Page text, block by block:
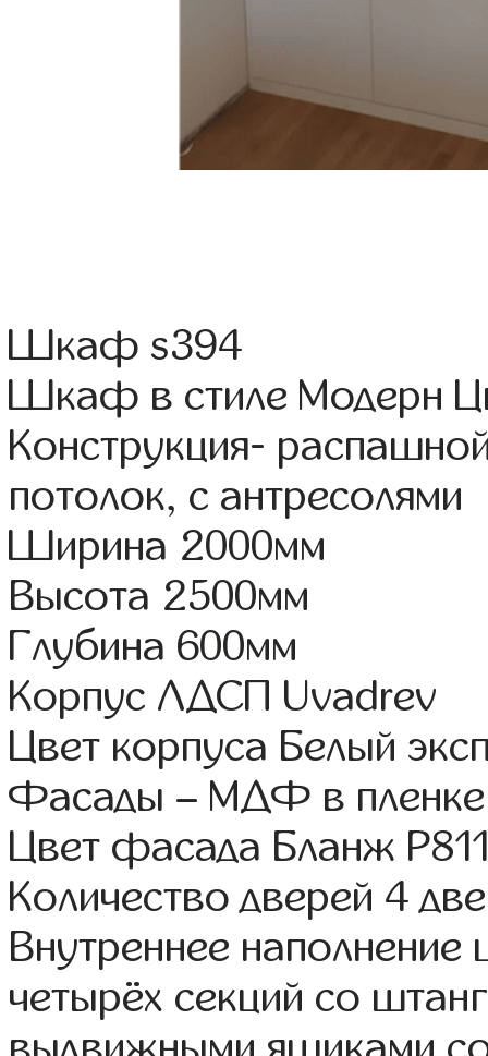
Шкаф s394
Шкаф в стиле Модерн
Конструкция-
потолок, с антресолями
Ширина 2000мм
Высота 2500мм
Глубина 600мм
Корпус ЛДСП Uvadrev
Цвет корпуса Белый
Фасады – МДФ в
Цвет фасада Бланж
Количество дверей 4
Внутреннее
четырёх секций со